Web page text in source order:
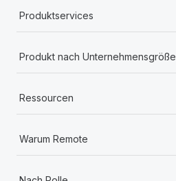
Produktservices
Produkt nach Unternehmensgröße
Ressourcen
Warum Remote